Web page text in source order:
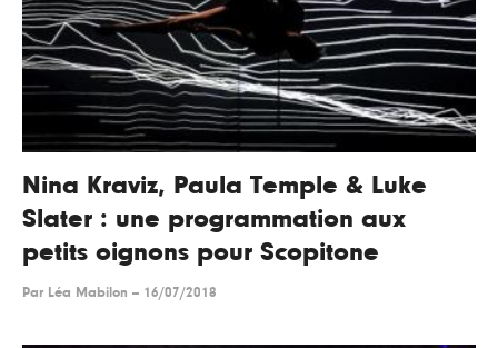
Nina Kraviz, Paula Temple & Luke
Slater : une programmation aux
petits oignons pour Scopitone
Par Léa Mabilon -- 16/07/2018